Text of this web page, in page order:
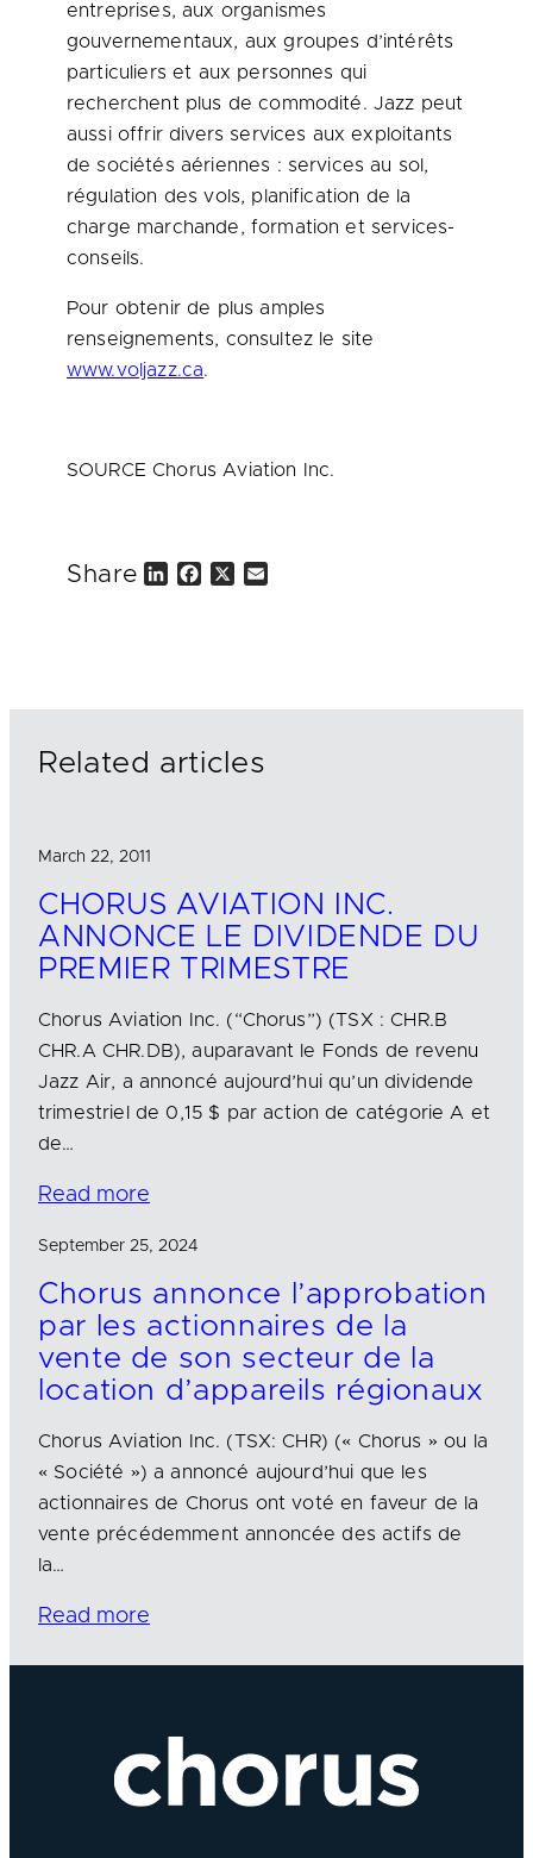
entreprises, aux organismes
gouvernementaux, aux groupes d’intérêts
particuliers et aux personnes qui
recherchent plus de commodité. Jazz peut
aussi offrir divers services aux exploitants
de sociétés aériennes : services au sol,
régulation des vols, planification de la
charge marchande, formation et services-
conseils.
Pour obtenir de plus amples
renseignements, consultez le site
www.voljazz.ca.
SOURCE Chorus Aviation Inc.
Share
Related articles
March 22, 2011
CHORUS AVIATION INC.
ANNONCE LE DIVIDENDE DU
PREMIER TRIMESTRE
Chorus Aviation Inc. (“Chorus”) (TSX : CHR.B
CHR.A CHR.DB), auparavant le Fonds de revenu
Jazz Air, a annoncé aujourd’hui qu’un dividende
trimestriel de 0,15 $ par action de catégorie A et
de…
Read more
September 25, 2024
Chorus annonce l’approbation
par les actionnaires de la
vente de son secteur de la
location d’appareils régionaux
Chorus Aviation Inc. (TSX: CHR) (« Chorus » ou la
« Société ») a annoncé aujourd’hui que les
actionnaires de Chorus ont voté en faveur de la
vente précédemment annoncée des actifs de
la…
Read more